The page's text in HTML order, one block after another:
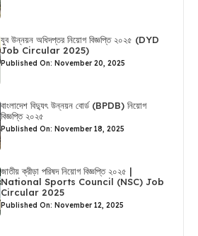
যুব উন্নয়ন অধিদপ্তর নিয়োগ বিজ্ঞপ্তি ২০২৫ (DYD
Job Circular 2025)
Published On: November 20, 2025
বাংলাদেশ বিদ্যুৎ উন্নয়ন বোর্ড (BPDB) নিয়োগ
বিজ্ঞপ্তি ২০২৫
Published On: November 18, 2025
জাতীয় ক্রীড়া পরিষদ নিয়োগ বিজ্ঞপ্তি ২০২৫ |
National Sports Council (NSC) Job
Circular 2025
Published On: November 12, 2025